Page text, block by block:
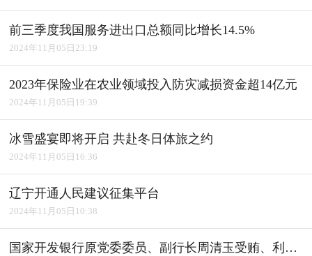
前三季度我国服务进出口总额同比增长14.5%
2024年11月05日23:19
2023年保险业在农业领域投入防灾减损资金超14亿元
2024年11月05日19:39
冰雪盛宴即将开启 共赴冬日体旅之约
2024年11月05日16:36
辽宁开通人民建议征集平台
2024年11月05日10:38
国家开发银行原党委委员、副行长周清玉受贿、利用影响力受贿案一审宣判